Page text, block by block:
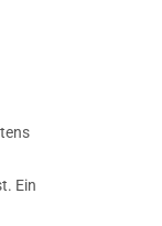
Ein